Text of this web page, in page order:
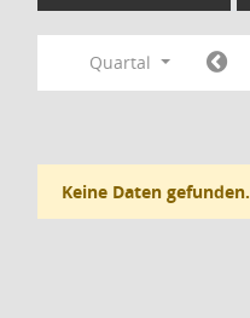
Quartal
Keine Daten gefunden.